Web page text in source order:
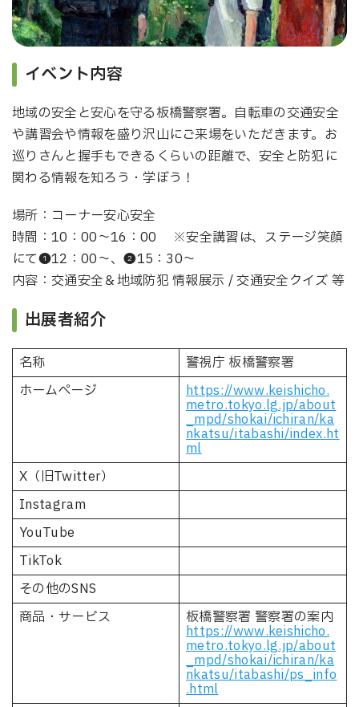
イベント内容
地域の安全と安心を守る板橋警察署。自転車の交通安全
や講習会や情報を盛り沢山にご来場をいただきます。お
巡りさんと握手もできるくらいの距離で、安全と防犯に
関わる情報を知ろう・学ぼう！
場所：コーナー安心安全
時間：10：00～16：00 ※安全講習は、ステージ笑顔
にて❶12：00～、❷15：30～
内容：交通安全＆地域防犯 情報展示 / 交通安全クイズ 等
出展者紹介
名称
警視庁 板橋警察署
ホームページ
https://www.keishicho.
metro.tokyo.lg.jp/about
_mpd/shokai/ichiran/ka
nkatsu/itabashi/index.ht
ml
X（旧Twitter）
Instagram
YouTube
TikTok
その他のSNS
商品・サービス
板橋警察署 警察署の案内
https://www.keishicho.
metro.tokyo.lg.jp/about
_mpd/shokai/ichiran/ka
nkatsu/itabashi/ps_info
.html